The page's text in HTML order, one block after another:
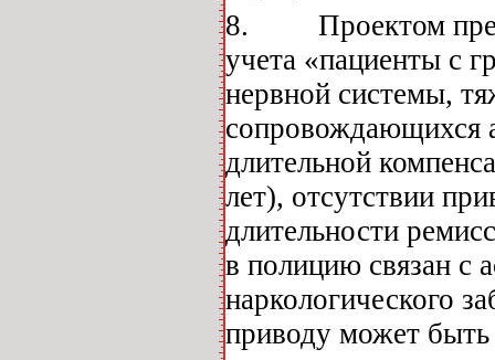
8. Проектом
учета «пациенты с
нервной системы,
сопровождающихся
длительной
лет), отсутствии
длительности
в полицию связан с
наркологического
приводу может